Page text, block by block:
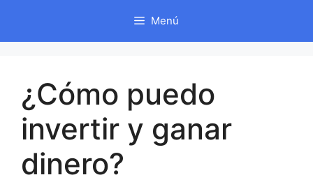
contenido
Menú
¿Cómo puedo
invertir y ganar
dinero?